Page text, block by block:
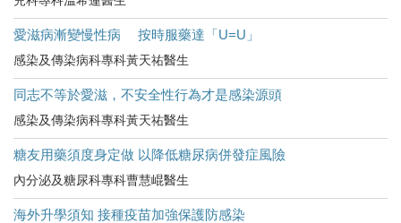
愛滋病漸變慢性病 按時服藥達「U=U」
感染及傳染病科專科黃天祐醫生
同志不等於愛滋，不安全性行為才是感染源頭
感染及傳染病科專科黃天祐醫生
糖友用藥須度身定做 以降低糖尿病併發症風險
內分泌及糖尿科專科曹慧崐醫生
海外升學須知 接種疫苗加強保護防感染